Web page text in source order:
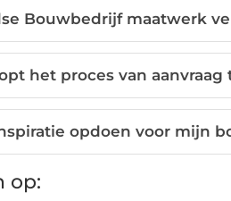
Bouwbedrijf maatwerk
het proces van
opdoen voor mijn
op: